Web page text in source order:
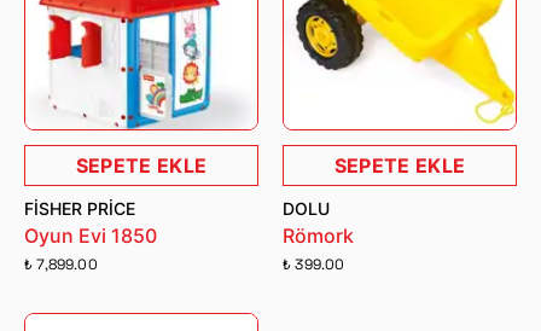
SEPETE EKLE
FISHER PRICE
Oyun Evi 1850
₺ 7,899.00
SEPETE EKLE
DOLU
Römork
₺ 399.00